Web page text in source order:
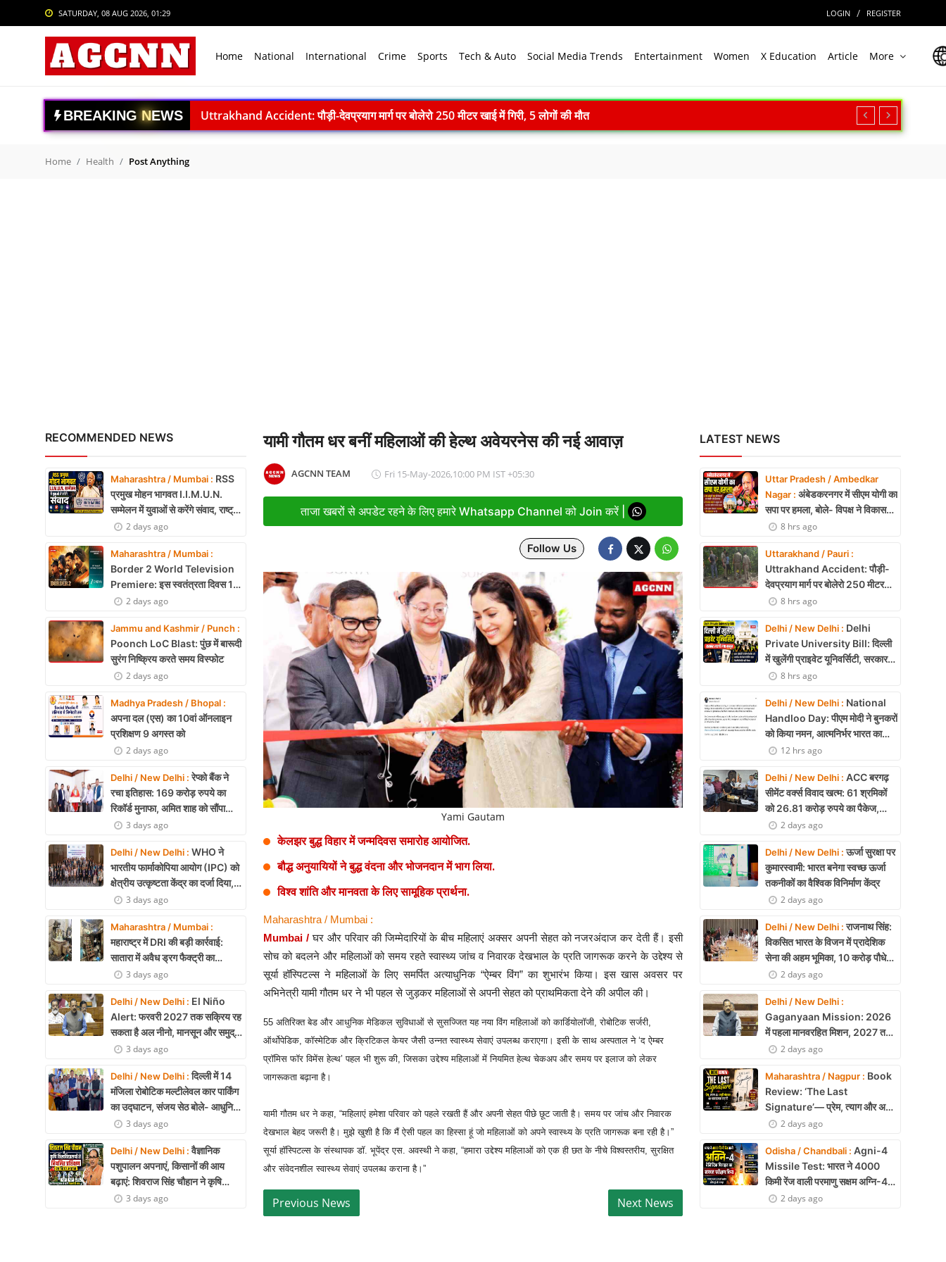
SATURDAY, 08 AUG 2026, 01:29 LOGIN / REGISTER
Home National International Crime Sports Tech & Auto Social Media Trends Entertainment Women X Education Article More
Login Register
National
International
Business
Relationship
Education
Defence & Security
Environment
Literature
History Speaks
Contact Us
BREAKING NEWS
Uttrakhand Accident: पौड़ी-देवप्रयाग मार्ग पर बोलेरो 250 मीटर खाई में गिरी, 5 लोगों की मौत
Delhi Private University Bill: दिल्ली में खुलेंगी प्राइवेट यूनिवर्सिटी, सरकार लाएगी नया कानून
Home Health Post Anything
RECOMMENDED NEWS
Maharashtra / Mumbai : RSS
प्रमुख मोहन भागवत I.I.M.U.N.
सम्मेलन में युवाओं से करेंगे संवाद, राष्ट्र
निर्माण और नेतृत्व पर रखेंगे विचार
2 days ago
Maharashtra / Mumbai :
Border 2 World Television
Premiere: इस स्वतंत्रता दिवस 15
अगस्त को शाम 7:30 बजे सिर्फ Zee
2 days ago
Jammu and Kashmir / Punch :
Poonch LoC Blast: पुंछ में बारूदी
सुरंग निष्क्रिय करते समय विस्फोट
2 days ago
Madhya Pradesh / Bhopal :
अपना दल (एस) का 10वां ऑनलाइन
प्रशिक्षण 9 अगस्त को
2 days ago
Delhi / New Delhi :रेप्को बैंक ने
रचा इतिहास: 169 करोड़ रुपये का
रिकॉर्ड मुनाफा, अमित शाह को सौंपा
22.90 करोड़ का लाभांश
3 days ago
Delhi / New Delhi : WHO ने
भारतीय फार्माकोपिया आयोग (IPC) को
क्षेत्रीय उत्कृष्टता केंद्र का दर्जा दिया,
दक्षिण-पूर्व एशिया में भारत की बड़ी
3 days ago
Maharashtra / Mumbai :
महाराष्ट्र में DRI की बड़ी कार्रवाई:
सातारा में अवैध ड्रग फैक्ट्री का
भंडाफोड़, अल्प्राजोलम और डायजेपाम
3 days ago
Delhi / New Delhi : El Niño
Alert: फरवरी 2027 तक सक्रिय रह
सकता है अल नीनो, मानसून और समुद्री
पारिस्थितिकी पर असर की आशंका
3 days ago
Delhi / New Delhi :दिल्ली में 14
मंजिला रोबोटिक मल्टीलेवल कार पार्किंग
का उद्घाटन, संजय सेठ बोले- आधुनिक
तकनीक से मिलेगी बड़ी राहत
3 days ago
Delhi / New Delhi :वैज्ञानिक
पशुपालन अपनाएं, किसानों की आय
बढ़ाएं: शिवराज सिंह चौहान ने कृषि
विश्वविद्यालयों से नियमित प्रशिक्षण का
3 days ago
यामी गौतम धर बनीं महिलाओं की हेल्थ अवेयरनेस की नई आवाज़
AGCNN TEAM Fri 15-May-2026,10:00 PM IST +05:30
ताजा खबरों से अपडेट रहने के लिए हमारे Whatsapp Channel को Join करें |
Follow Us
Yami Gautam
केलझर बुद्ध विहार में जन्मदिवस समारोह आयोजित.
बौद्ध अनुयायियों ने बुद्ध वंदना और भोजनदान में भाग लिया.
विश्व शांति और मानवता के लिए सामूहिक प्रार्थना.
Maharashtra / Mumbai :
Mumbai /घर और परिवार की जिम्मेदारियों के बीच महिलाएं अक्सर अपनी सेहत को नजरअंदाज कर देती हैं। इसी
सोच को बदलने और महिलाओं को समय रहते स्वास्थ्य जांच व निवारक देखभाल के प्रति जागरूक करने के उद्देश्य से
सूर्या हॉस्पिटल्स ने महिलाओं के लिए समर्पित अत्याधुनिक “ऐम्बर विंग” का शुभारंभ किया। इस खास अवसर पर
अभिनेत्री यामी गौतम धर ने भी पहल से जुड़कर महिलाओं से अपनी सेहत को प्राथमिकता देने की अपील की।
55 अतिरिक्त बेड और आधुनिक मेडिकल सुविधाओं से सुसज्जित यह नया विंग महिलाओं को कार्डियोलॉजी, रोबोटिक सर्जरी,
ऑर्थोपेडिक, कॉस्मेटिक और क्रिटिकल केयर जैसी उन्नत स्वास्थ्य सेवाएं उपलब्ध कराएगा। इसी के साथ अस्पताल ने ‘द ऐम्बर
प्रॉमिस फॉर विमेंस हेल्थ’ पहल भी शुरू की, जिसका उद्देश्य महिलाओं में नियमित हेल्थ चेकअप और समय पर इलाज को लेकर
जागरूकता बढ़ाना है।
यामी गौतम धर ने कहा, “महिलाएं हमेशा परिवार को पहले रखती हैं और अपनी सेहत पीछे छूट जाती है। समय पर जांच और निवारक
देखभाल बेहद जरूरी है। मुझे खुशी है कि मैं ऐसी पहल का हिस्सा हूं जो महिलाओं को अपने स्वास्थ्य के प्रति जागरूक बना रही है।”
सूर्या हॉस्पिटल्स के संस्थापक डॉ. भूपेंद्र एस. अवस्थी ने कहा, “हमारा उद्देश्य महिलाओं को एक ही छत के नीचे विश्वस्तरीय, सुरक्षित
और संवेदनशील स्वास्थ्य सेवाएं उपलब्ध कराना है।”
LATEST NEWS
Uttar Pradesh / Ambedkar
Nagar : अंबेडकरनगर में सीएम योगी का
सपा पर हमला, बोले- विपक्ष ने विकास
और अनुपूरक बजट पर रोकी चर्चा
8 hrs ago
Uttarakhand / Pauri :
Uttrakhand Accident: पौड़ी-
देवप्रयाग मार्ग पर बोलेरो 250 मीटर
खाई में गिरी, 5 लोगों की मौत
8 hrs ago
Delhi / New Delhi : Delhi
Private University Bill: दिल्ली
में खुलेंगी प्राइवेट यूनिवर्सिटी, सरकार
लाएगी नया कानून
8 hrs ago
Delhi / New Delhi : National
Handloo Day: पीएम मोदी ने बुनकरों
को किया नमन, आत्मनिर्भर भारत का
बताया मजबूत आधार
12 hrs ago
Delhi / New Delhi : ACC बरगढ़
सीमेंट वर्क्स विवाद खत्म: 61 श्रमिकों
को 26.81 करोड़ रुपये का पैकेज,
समझौते पर मुहर
2 days ago
Delhi / New Delhi :ऊर्जा सुरक्षा पर
कुमारस्वामी: भारत बनेगा स्वच्छ ऊर्जा
तकनीकों का वैश्विक विनिर्माण केंद्र
2 days ago
Delhi / New Delhi :राजनाथ सिंह:
विकसित भारत के विजन में प्रादेशिक
सेना की अहम भूमिका, 10 करोड़ पौधे
लगाने का रिकॉर्ड
2 days ago
Delhi / New Delhi :
Gaganyaan Mission: 2026
में पहला मानवरहित मिशन, 2027 तक
अंतरिक्ष में जाएगा पहला भारतीय दल
2 days ago
Maharashtra / Nagpur : Book
Review: ‘The Last
Signature’— प्रेम, त्याग और अधूरी
मोहब्बत की भावनात्मक कहानी
2 days ago
Odisha / Chandbali : Agni-4
Missile Test: भारत ने 4000
किमी रेंज वाली परमाणु सक्षम अग्नि-4
बैलिस्टिक मिसाइल का सफल परीक्षण,
2 days ago